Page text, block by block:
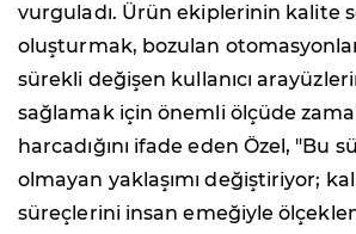
vurguladı. Ürün ekiplerinin kalite
oluşturmak, bozulan
sürekli değişen kullanıcı
sağlamak için önemli ölçüde
harcadığını ifade eden Özel, "Bu
olmayan yaklaşımı değiştiriyor;
süreçlerini insan emeğiyle